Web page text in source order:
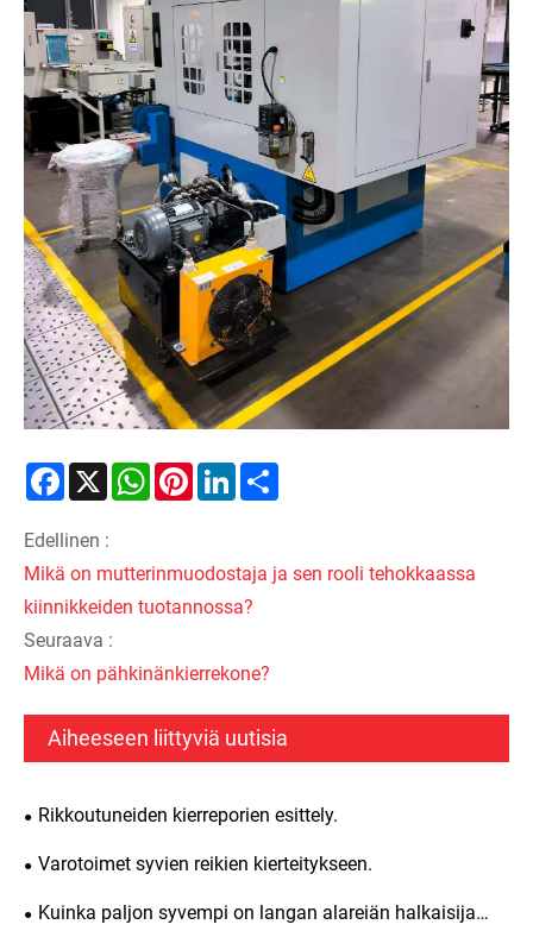
Facebook
X WhatsAppPinterestLinkedIn
Edellinen :
Mikä on mutterinmuodostaja ja sen rooli tehokkaassa
kiinnikkeiden tuotannossa?
Seuraava :
Mikä on pähkinänkierrekone?
Aiheeseen liittyviä uutisia
Rikkoutuneiden kierreporien esittely.
Varotoimet syvien reikien kierteitykseen.
Kuinka paljon syvempi on langan alareiän halkaisija